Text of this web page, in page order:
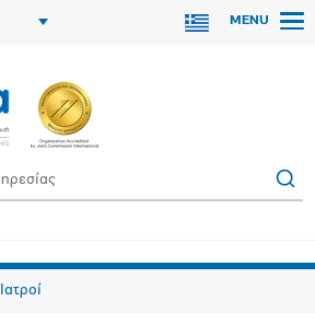
MENU
Ιατροί